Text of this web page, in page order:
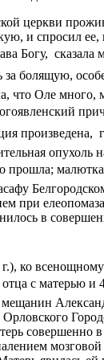
церкви
и спросил
Богу, 
болящую,
что Оле
произведена,
опухоль
в
ко
с матерью
совершенно